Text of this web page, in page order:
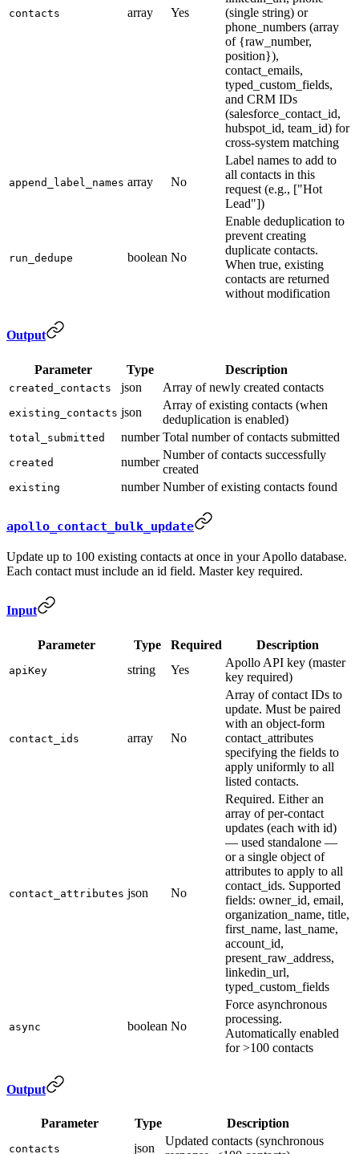
contacts array Yes
(single string) or
phone_numbers (array
of {raw_number,
position}),
contact_emails,
typed_custom_fields,
and CRM IDs
(salesforce_contact_id,
hubspot_id, team_id) for
cross-system matching
append_label_names array No
Label names to add to
all contacts in this
request (e.g., ["Hot
Lead"])
run_dedupe boolean No
Enable deduplication to
prevent creating
duplicate contacts.
When true, existing
contacts are returned
without modification
Output
Parameter Type Description
created_contacts json Array of newly created contacts
existing_contacts json
Array of existing contacts (when
deduplication is enabled)
total_submitted number Total number of contacts submitted
created number
Number of contacts successfully
created
existing number Number of existing contacts found
apollo_contact_bulk_update
Update up to 100 existing contacts at once in your Apollo database.
Each contact must include an id field. Master key required.
Input
Parameter Type Required Description
apiKey string Yes
Apollo API key (master
key required)
contact_ids array No
Array of contact IDs to
update. Must be paired
with an object-form
contact_attributes
specifying the fields to
apply uniformly to all
listed contacts.
contact_attributes json No
Required. Either an
array of per-contact
updates (each with id)
— used standalone —
or a single object of
attributes to apply to all
contact_ids. Supported
fields: owner_id, email,
organization_name, title,
first_name, last_name,
account_id,
present_raw_address,
linkedin_url,
typed_custom_fields
async boolean No
Force asynchronous
processing.
Automatically enabled
for >100 contacts
Output
Parameter Type Description
contacts json
Updated contacts (synchronous